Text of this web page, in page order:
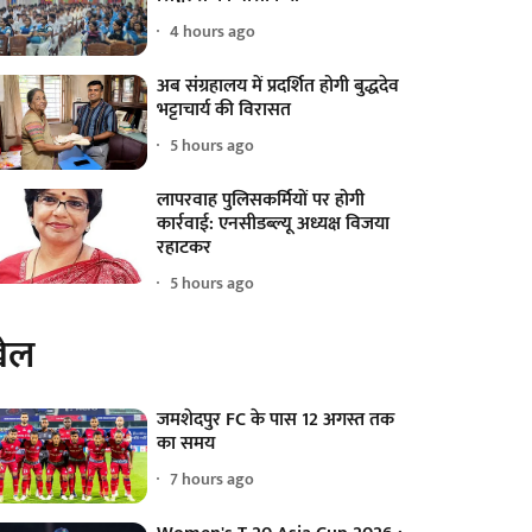
4 hours ago
अब संग्रहालय में प्रदर्शित होगी बुद्धदेव
भट्टाचार्य की विरासत
5 hours ago
लापरवाह पुलिसकर्मियों पर होगी
कार्रवाई: एनसीडब्ल्यू अध्यक्ष विजया
रहाटकर
5 hours ago
जमशेदपुर FC के पास 12 अगस्त तक
का समय
7 hours ago